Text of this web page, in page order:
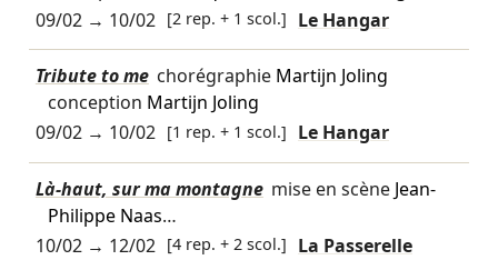
09/02→ 10/02 [2 rep. + 1 scol.] Le Hangar
Tribute to me chorégraphie Martijn Joling
conception Martijn Joling
09/02→ 10/02 [1 rep. + 1 scol.] Le Hangar
Là-haut, sur ma montagne mise en scène Jean-
Philippe Naas…
10/02→ 12/02 [4 rep. + 2 scol.] La Passerelle